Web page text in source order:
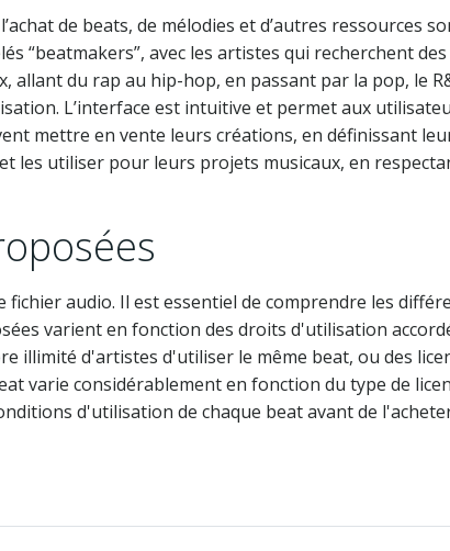
de beats, de mélodies et d’autres ressources
“beatmakers”, avec les artistes qui recherchent
du rap au hip-hop, en passant par la pop, le
L’interface est intuitive et permet aux
mettre en vente leurs créations, en définissant
les utiliser pour leurs projets musicaux, en
audio. Il est essentiel de comprendre les
varient en fonction des droits d'utilisation
d'artistes d'utiliser le même beat, ou des
varie considérablement en fonction du type de
d'utilisation de chaque beat avant de